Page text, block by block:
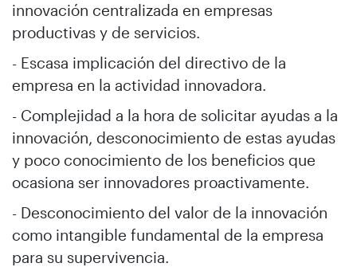
innovación centralizada en empresas
productivas y de servicios.
- Escasa implicación del directivo de la
empresa en la actividad innovadora.
- Complejidad a la hora de solicitar ayudas a la
innovación, desconocimiento de estas ayudas
y poco conocimiento de los beneficios que
ocasiona ser innovadores proactivamente.
- Desconocimiento del valor de la innovación
como intangible fundamental de la empresa
para su supervivencia.